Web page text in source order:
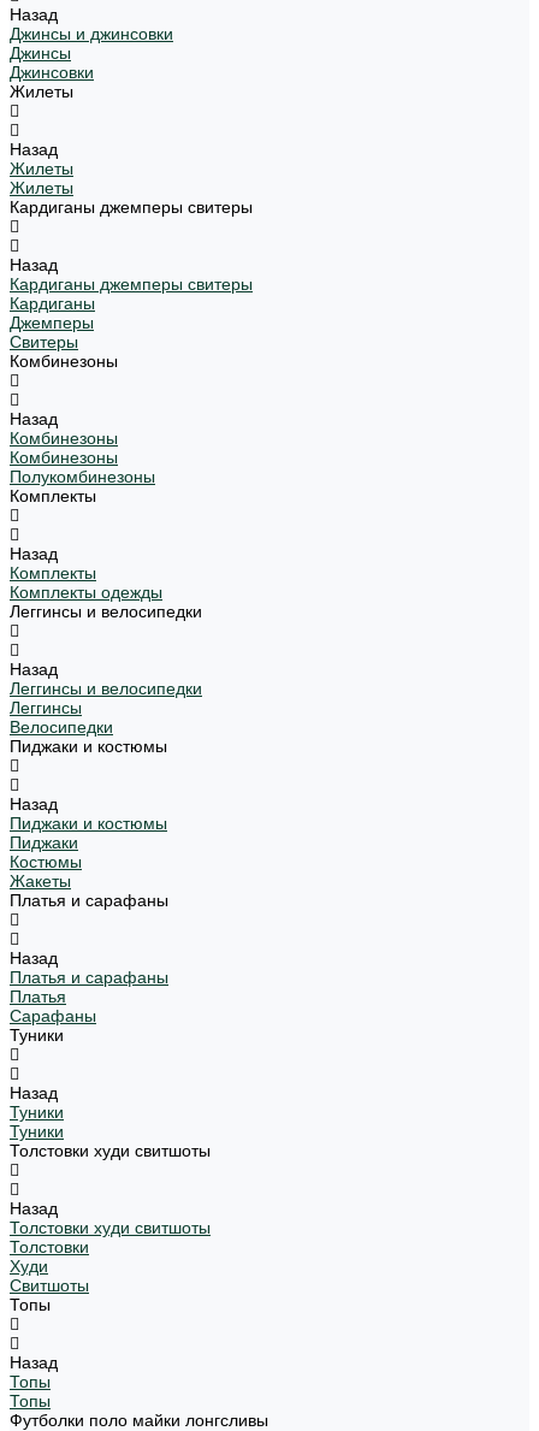
Назад
Джинсы и джинсовки
Джинсы
Джинсовки
Жилеты
Назад
Жилеты
Жилеты
Кардиганы джемперы свитеры
Назад
Кардиганы джемперы свитеры
Кардиганы
Джемперы
Свитеры
Комбинезоны
Назад
Комбинезоны
Комбинезоны
Полукомбинезоны
Комплекты
Назад
Комплекты
Комплекты одежды
Леггинсы и велосипедки
Назад
Леггинсы и велосипедки
Леггинсы
Велосипедки
Пиджаки и костюмы
Назад
Пиджаки и костюмы
Пиджаки
Костюмы
Жакеты
Платья и сарафаны
Назад
Платья и сарафаны
Платья
Сарафаны
Туники
Назад
Туники
Туники
Толстовки худи свитшоты
Назад
Толстовки худи свитшоты
Толстовки
Худи
Свитшоты
Топы
Назад
Топы
Топы
Футболки поло майки лонгсливы